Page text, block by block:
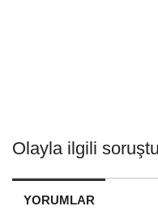
Olayla ilgili
YORUMLAR